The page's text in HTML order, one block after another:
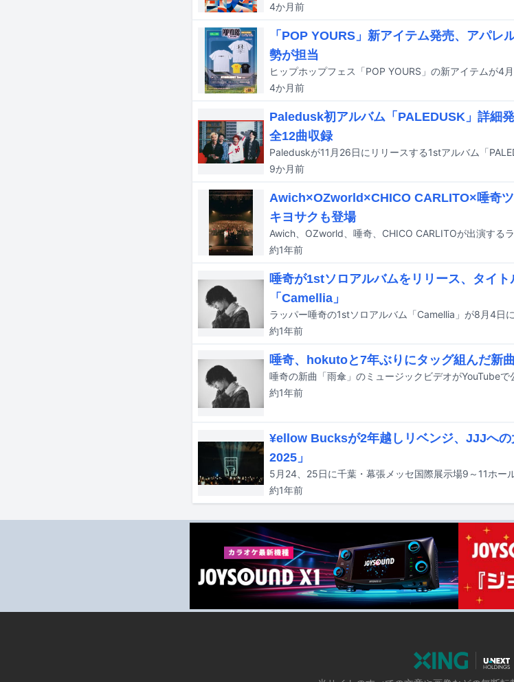
4か月前
「POP YOURS」新アイテム発売、アパ
勢が担当
4か月前
Paledusk初アルバム「PALEDUSK」詳細
全12曲収録
Paleduskが11月26日にリリースする1stアルバム「
9か月前
Awich×OZworld×CHICO CARLITO×唾奇
キヨサクも登場
約1年前
唾奇が1stソロアルバムをリリース、タイト
「Camellia」
ラッパー唾奇の1stソロアルバム「Camellia」が8月4日
約1年前
唾奇、hokutoと7年ぶりにタッグ組んだ新
唾奇の新曲「雨傘」のミュージックビデオがYouTubeで
約1年前
¥ellow Bucksが2年越しリベンジ、JJJへ
2025」
約1年前